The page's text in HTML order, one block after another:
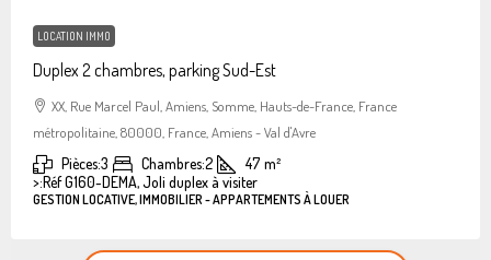
LOCATION IMMO
Duplex 2 chambres, parking Sud-Est
XX, Rue Marcel Paul, Amiens, Somme, Hauts-de-France, France
métropolitaine, 80000, France, Amiens - Val d'Avre
Pièces:3 Chambres:2 47 m²
>:Réf G160-DEMA, Joli duplex à visiter
GESTION LOCATIVE, IMMOBILIER - APPARTEMENTS À LOUER